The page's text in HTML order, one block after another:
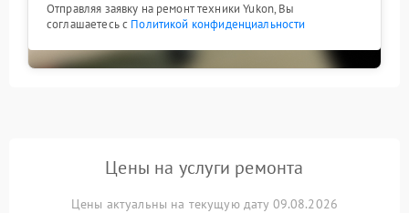
Отправляя заявку на ремонт техники Yukon, Вы
соглашаетесь с Политикой конфиденциальности
Цены на услуги ремонта
Цены актуальны на текущую дату 09.08.2026